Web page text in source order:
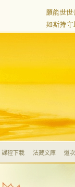
課程下載 法藏文庫 道